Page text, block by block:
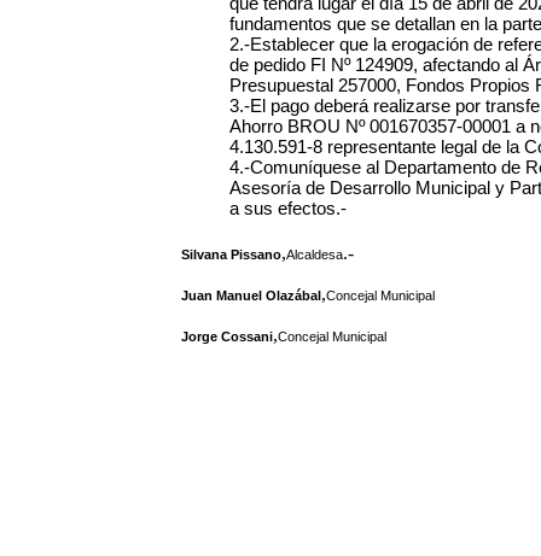
fundamentos que se detallan en la
2.-Establecer que la erogación de
de pedido FI Nº 124909, afectando al
Presupuestal 257000, Fondos Propios
3.-El pago deberá realizarse por
Ahorro BROU Nº 001670357-00001 a
4.130.591-8 representante legal de la
4.-Comuníquese al Departamento de
Asesoría de Desarrollo Municipal y
a sus efectos.-
Silvana Pissano,Alcaldesa.-
Juan Manuel Olazábal,Concejal Municipal
Jorge Cossani,Concejal Municipal